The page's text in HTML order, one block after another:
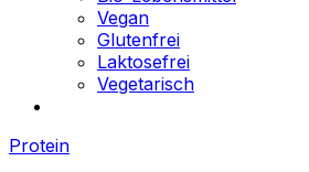
Vegan
Glutenfrei
Laktosefrei
Vegetarisch
Protein